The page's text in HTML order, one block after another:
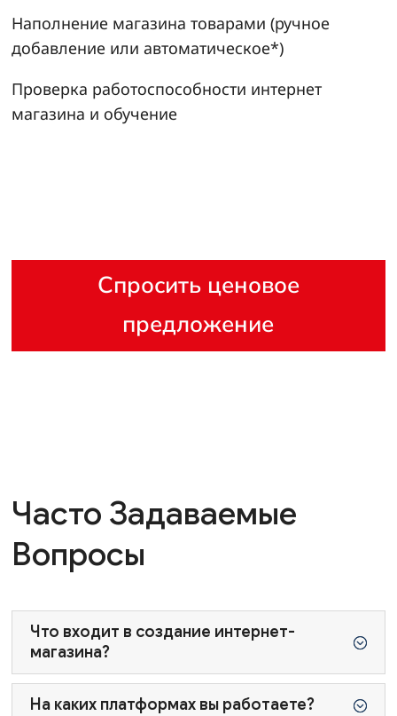
Наполнение магазина товарами (ручное
добавление или автоматическое*)
Проверка работоспособности интернет
магазина и обучение
Спросить ценовое
предложение
Часто Задаваемые
Вопросы
;
Что входит в создание интернет-
магазина?
;
На каких платформах вы работаете?